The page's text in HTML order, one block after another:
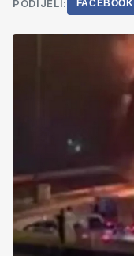
PODIJELI: FACEBOOK